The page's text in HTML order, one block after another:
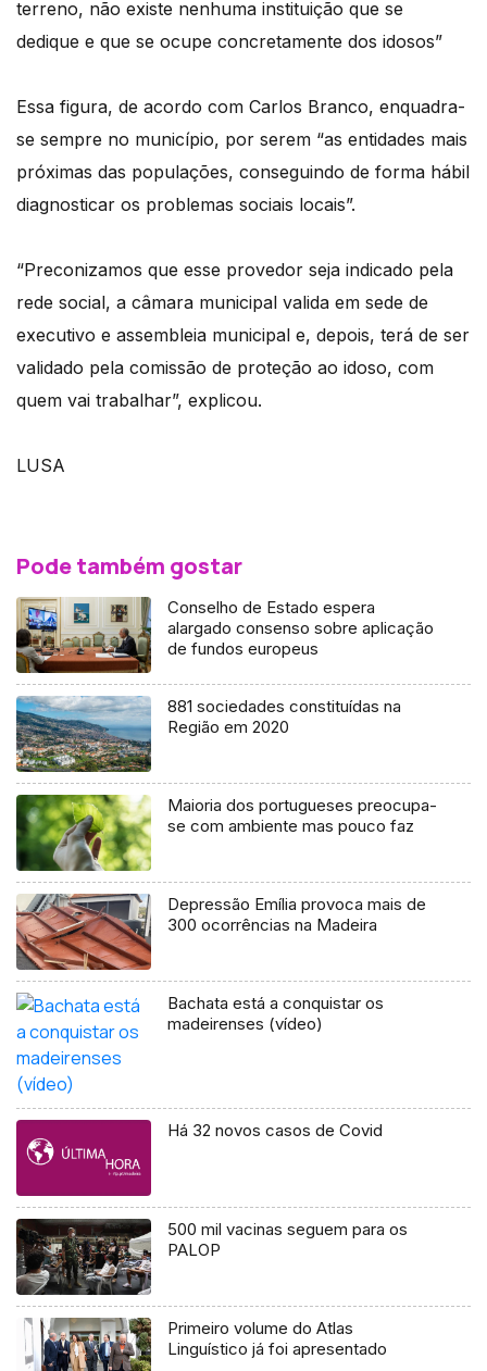
terreno, não existe nenhuma instituição que se
dedique e que se ocupe concretamente dos idosos”
Essa figura, de acordo com Carlos Branco, enquadra-
se sempre no município, por serem “as entidades mais
próximas das populações, conseguindo de forma hábil
diagnosticar os problemas sociais locais”.
“Preconizamos que esse provedor seja indicado pela
rede social, a câmara municipal valida em sede de
executivo e assembleia municipal e, depois, terá de ser
validado pela comissão de proteção ao idoso, com
quem vai trabalhar”, explicou.
LUSA
Pode também gostar
Conselho de Estado espera
alargado consenso sobre aplicação
de fundos europeus
881 sociedades constituídas na
Região em 2020
Maioria dos portugueses preocupa-
se com ambiente mas pouco faz
Depressão Emília provoca mais de
300 ocorrências na Madeira
Bachata está a conquistar os
madeirenses (vídeo)
Há 32 novos casos de Covid
500 mil vacinas seguem para os
PALOP
Primeiro volume do Atlas
Linguístico já foi apresentado